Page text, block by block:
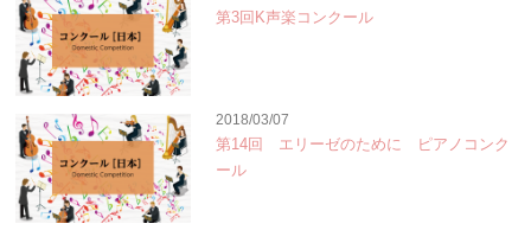
第3回K声楽コンクール
2018/03/07
第14回 エリーゼのために ピアノコンク
ール